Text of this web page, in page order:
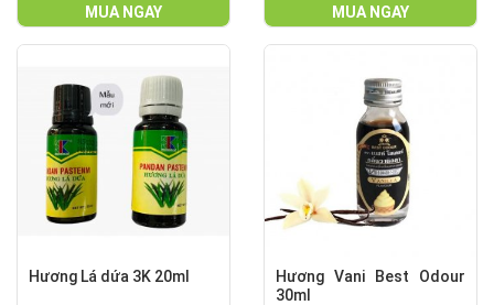
MUA NGAY MUA NGAY
Hương Lá dứa 3K 20ml
Hương Vani Best Odour
30ml